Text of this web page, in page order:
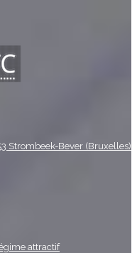
Strombeek-Bever (Bruxelles)
attractif